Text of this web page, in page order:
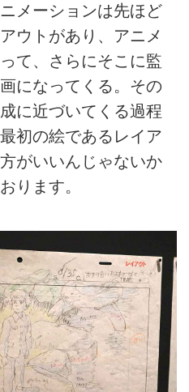
メーションは先ほど
ウトがあり、アニメ
て、さらにそこに監
になってくる。その
に近づいてくる過程
初の絵であるレイア
がいいんじゃないか
ります。